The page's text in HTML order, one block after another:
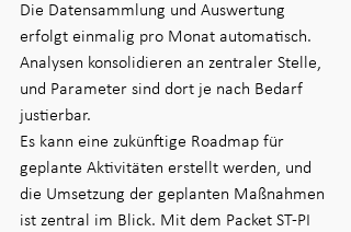
Die Datensammlung und Auswertung
erfolgt einmalig pro Monat automatisch.
Analysen konsolidieren an zentraler Stelle,
und Parameter sind dort je nach Bedarf
justierbar.
Es kann eine zukünftige Roadmap für
geplante Aktivitäten erstellt werden, und
die Umsetzung der geplanten Maßnahmen
ist zentral im Blick. Mit dem Packet ST-PI